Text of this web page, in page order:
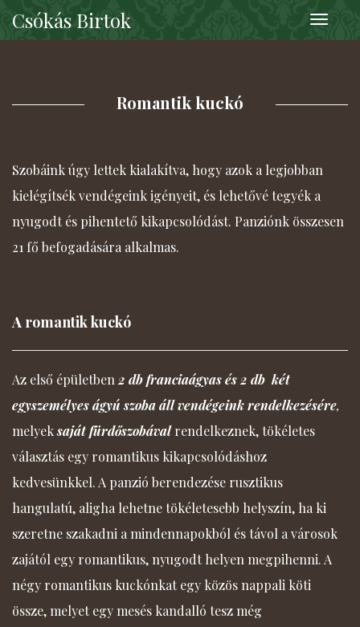
Csókás Birtok
Toggle
Romantik kuckó
Szobáink úgy lettek kialakítva, hogy azok a legjobban
kielégítsék vendégeink igényeit, és lehetővé tegyék a
nyugodt és pihentető kikapcsolódást. Panziónk összesen
21 fő befogadására alkalmas.
A romantik kuckó
Az első épületben 2 db franciaágyas és 2 db két
egyszemélyes ágyú szobaáll vendégeink rendelkezésére,
melyeksaját fürdőszobávalrendelkeznek, tökéletes
választás egy romantikus kikapcsolódáshoz
kedvesünkkel. A panzió berendezése rusztikus
hangulatú, aligha lehetne tökéletesebb helyszín, ha ki
szeretne szakadni a mindennapokból és távol a városok
zajától egy romantikus, nyugodt helyen megpihenni. A
négy romantikus kuckónkat egy közös nappali köti
össze, melyet egy mesés kandalló tesz még